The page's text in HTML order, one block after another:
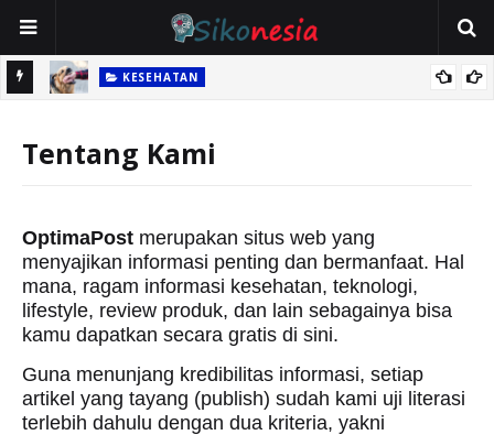
KESEHATAN
Abaikan Luka Gigitan!
Tentang Kami
OptimaPost merupakan situs web yang
menyajikan informasi penting dan bermanfaat. Hal
mana, ragam informasi kesehatan, teknologi,
lifestyle, review produk, dan lain sebagainya bisa
kamu dapatkan secara gratis di sini.
Guna menunjang kredibilitas informasi, setiap
artikel yang tayang (publish) sudah kami uji literasi
terlebih dahulu dengan dua kriteria, yakni